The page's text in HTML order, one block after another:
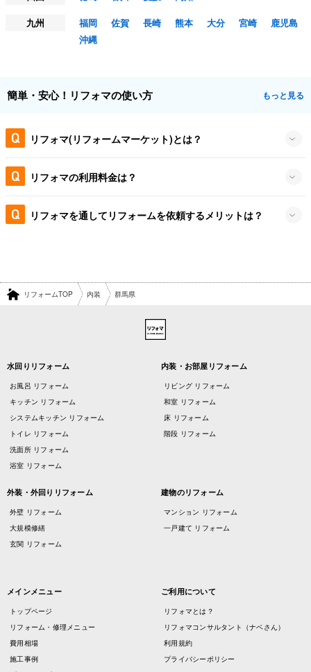
九州
福岡 佐賀 長崎 熊本 大分 宮崎
鹿児島
沖縄
簡単・安心！リフォマの使い方 もっと見る
リフォマ(リフォームマーケット)とは？
リフォマの利用料金は？
リフォマを通してリフォームを依頼するメリットは？
リフォームTOP 内装 群馬県
水回りリフォーム
お風呂 リフォーム
キッチン リフォーム
システムキッチン リフォーム
トイレ リフォーム
洗面所 リフォーム
浴室 リフォーム
内装・お部屋リフォーム
リビング リフォーム
和室 リフォーム
床 リフォーム
階段 リフォーム
外装・外回りリフォーム
外壁 リフォーム
大規模修繕
玄関 リフォーム
建物のリフォーム
マンション リフォーム
一戸建て リフォーム
メインメニュー
トップページ
リフォーム・修理メニュー
費用相場
施工事例
ご利用について
リフォマとは？
リフォマコンサルタント（ナベさん）
利用規約
プライバシーポリシー